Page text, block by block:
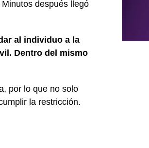
Minutos después llegó
al individuo a la
Dentro del mismo
por lo que no solo
la restricción.